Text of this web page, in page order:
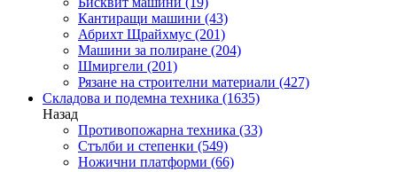
Кантиращи машини (43)
Абрихт Щрайхмус (201)
Машини за полиране (204)
Шмиргели (201)
Рязане на строителни материали (427)
Складова и подемна техника (1635)
Назад
Противопожарна техника (33)
Стълби и степенки (549)
Ножични платформи (66)